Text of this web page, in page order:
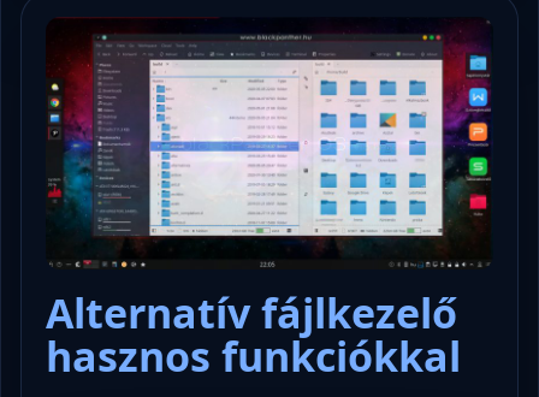
Alternatív fájlkezelő
hasznos funkciókkal